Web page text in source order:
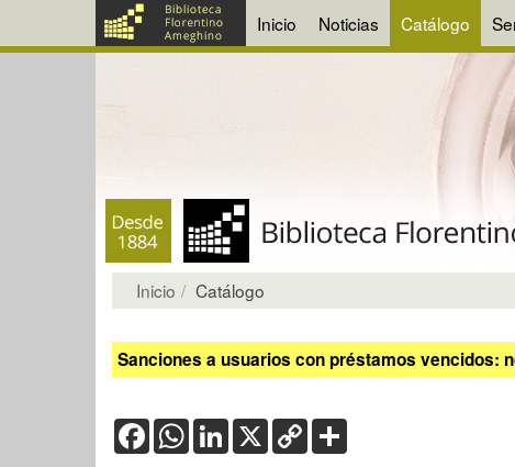
Inicio Noticias Catálogo
Inicio Catálogo
Sanciones a usuarios con préstamos vencidos:
FacebookWhatsApp
LinkedIn
X Copy
Link